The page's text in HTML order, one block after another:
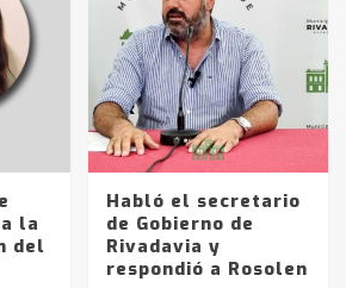
la
del
Habló el secretario
de Gobierno de
Rivadavia y
respondió a Rosolen